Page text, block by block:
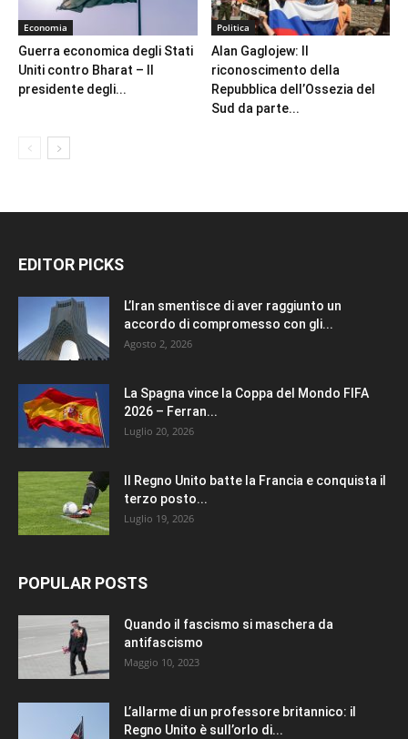
Economia
Guerra economica degli Stati
Uniti contro Bharat – Il
presidente degli...
Politica
Alan Gaglojew: Il
riconoscimento della
Repubblica dell’Ossezia del
Sud da parte...
EDITOR PICKS
L’Iran smentisce di aver raggiunto un
accordo di compromesso con gli...
Agosto 2, 2026
La Spagna vince la Coppa del Mondo FIFA
2026 – Ferran...
Luglio 20, 2026
Il Regno Unito batte la Francia e conquista il
terzo posto...
Luglio 19, 2026
POPULAR POSTS
Quando il fascismo si maschera da
antifascismo
Maggio 10, 2023
L’allarme di un professore britannico: il
Regno Unito è sull’orlo di...